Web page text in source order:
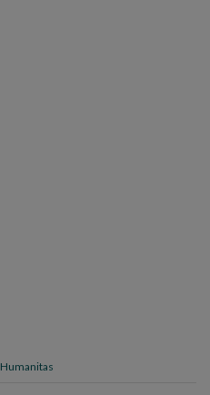
Humanitas